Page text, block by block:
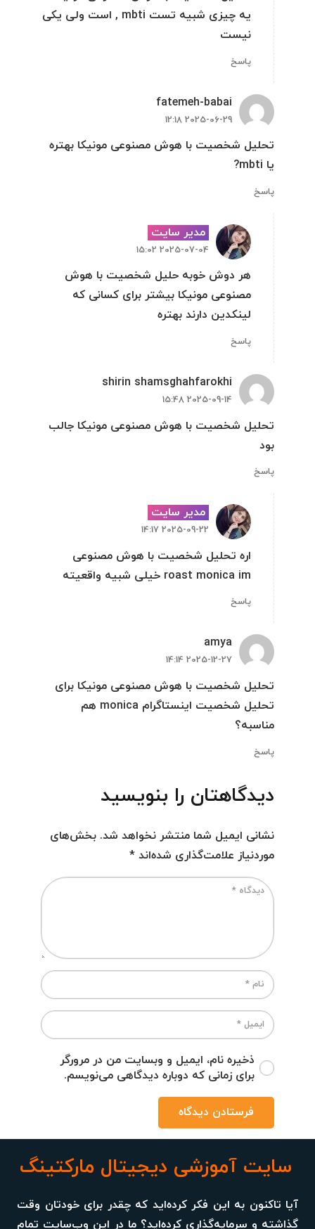
یه چیزی شبیه تست mbti , است ولی یکی
نیست
پاسخ
fatemeh-babai
2025-06-29 12:18
تحلیل شخصیت با هوش مصنوعی مونیکا بهتره
یا mbti?
پاسخ
مدیر سایت
2025-07-04 15:02
هر دوش خوبه حلیل شخصیت با هوش
مصنوعی مونیکا بیشتر برای کسانی که
لینکدین دارند بهتره
پاسخ
shirin shamsghahfarokhi
2025-09-14 15:48
تحلیل شخصیت با هوش مصنوعی مونیکا جالب
بود
پاسخ
مدیر سایت
2025-09-22 14:17
اره تحلیل شخصیت با هوش مصنوعی
roast monica im خیلی شبیه واقعیته
پاسخ
amya
2025-12-27 14:14
تحلیل شخصیت با هوش مصنوعی مونیکا برای
تحلیل شخصیت اینستاگرام monica هم
مناسبه؟
پاسخ
دیدگاهتان را بنویسید
نشانی ایمیل شما منتشر نخواهد شد. بخش‌های
موردنیاز علامت‌گذاری شده‌اند *
ذخیره نام، ایمیل و وبسایت من در مرورگر
برای زمانی که دوباره دیدگاهی می‌نویسم.
فرستادن دیدگاه
سایت آموزشی دیجیتال مارکتینگ
آیا تاکنون به این فکر کرده‌اید که چقدر برای خودتان وقت
گذاشته و سرمایه‌گذاری کرده‌اید؟ ما در این وب‌سایت تمام